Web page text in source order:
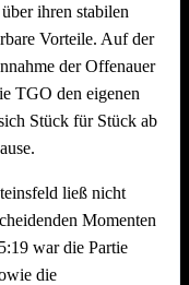
ihren stabilen
Vorteile. Auf der
der Offenauer
TGO den eigenen
Stück für Stück ab
ließ nicht
Momenten
war die Partie
die